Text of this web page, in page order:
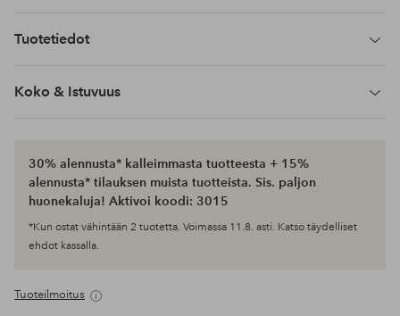
Tuotetiedot
Koko & Istuvuus
30% alennusta* kalleimmasta tuotteesta + 15%
alennusta* tilauksen muista tuotteista. Sis. paljon
huonekaluja! Aktivoi koodi: 3015
*Kun ostat vähintään 2 tuotetta. Voimassa 11.8. asti. Katso täydelliset
ehdot kassalla.
Tuoteilmoitus